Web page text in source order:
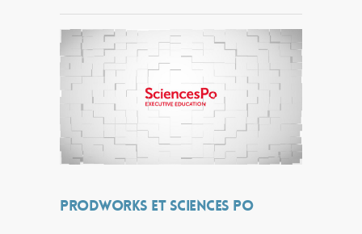
Prodworks et Sciences Po